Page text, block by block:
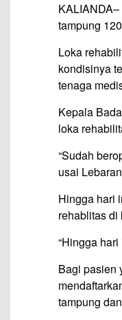
tampung
Loka
kondisinya
tenaga
Kepala
loka
“Sudah
usai
Hingga hari
rehablitas
“Hingga
Bagi pasien
tampung